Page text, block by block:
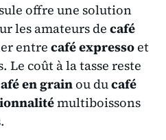
offre une solution
les amateurs de café
entrecafé expressoet
Le coût à la tasse reste
en grainou ducafé
multiboissons